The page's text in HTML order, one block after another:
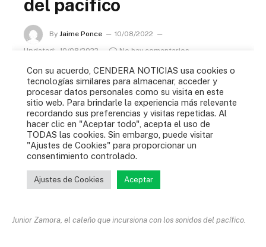
Junior Zamora, el caleño que incursiona con los sonidos del pacífico.